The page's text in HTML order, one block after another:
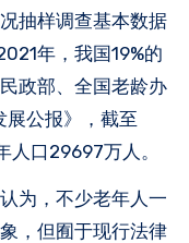
抽样调查基本数据
年，我国19%的
政部、全国老龄办
公报》，截至
口29697万人。
为，不少老年人一
，但囿于现行法律